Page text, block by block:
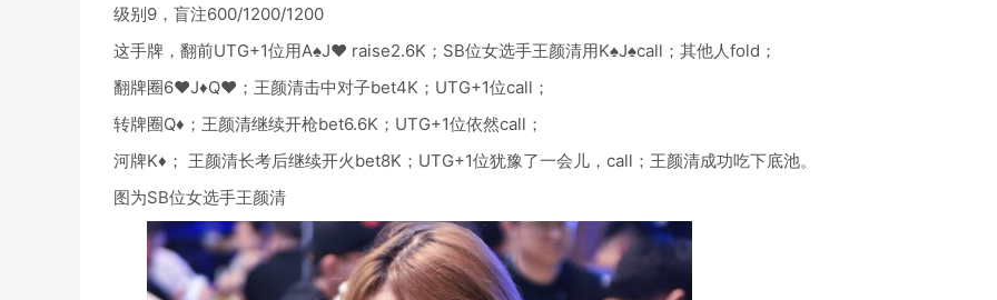
级别9，盲注600/1200/1200
这手牌，翻前UTG+1位用A♠J♥ raise2.6K；SB位女选手王颜清用K♠J♠call；其他人fold；
翻牌圈6♥J♦Q♥；王颜清击中对子bet4K；UTG+1位call；
转牌圈Q♦；王颜清继续开枪bet6.6K；UTG+1位依然call；
河牌K♦； 王颜清长考后继续开火bet8K；UTG+1位犹豫了一会儿，call；王颜清成功吃下底池。
图为SB位女选手王颜清